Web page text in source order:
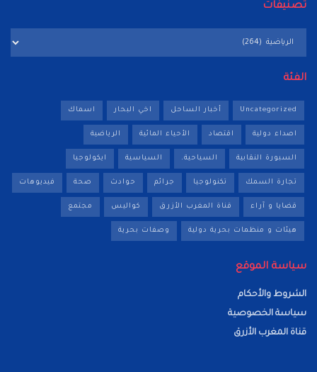
تصنيفات
تصنيفات
الفئة
Uncategorized أخبار الساحل اخي البحار اسماك
اصداء دولية اقتصاد الأحياء المائية الرياضية
السبورة النقابية السياحية. السياسية ايكولوجيا
تجارة السمك تكنولوجيا جرائم حوادث صحة فيديوهات
قضايا و آراء قناة المغرب الأزرق كواليس مجتمع
هيئات و منظمات بحرية دولية وصفات بحرية
سياسة الموقع
الشروط والأحكام
سياسة الخصوصية
قناة المغرب الأزرق